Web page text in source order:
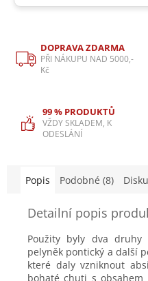
DOPRAVA ZDARMA
PŘI NÁKUPU NAD 5000,-
Kč
99 % PRODUKTŮ
VŽDY SKLADEM, K
ODESLÁNÍ
Popis Podobné (8)
Detailní popis
Použity byly dva
pelyněk pontický a další
které daly vzniknout
bohaté chuti s